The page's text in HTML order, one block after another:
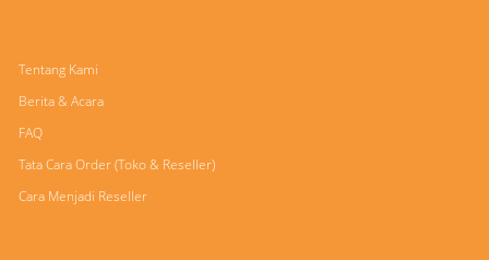
Tentang Kami
Berita & Acara
FAQ
Tata Cara Order (Toko & Reseller)
Cara Menjadi Reseller